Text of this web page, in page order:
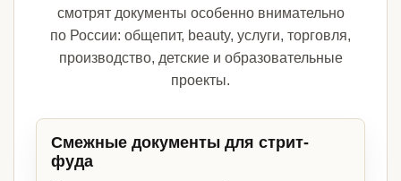
смотрят документы особенно внимательно
по России: общепит, beauty, услуги, торговля,
производство, детские и образовательные
проекты.
Смежные документы для стрит-
фуда